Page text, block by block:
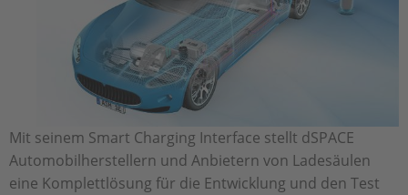
Mit seinem Smart Charging Interface stellt dSPACE
Automobilherstellern und Anbietern von Ladesäulen
eine Komplettlösung für die Entwicklung und den Test